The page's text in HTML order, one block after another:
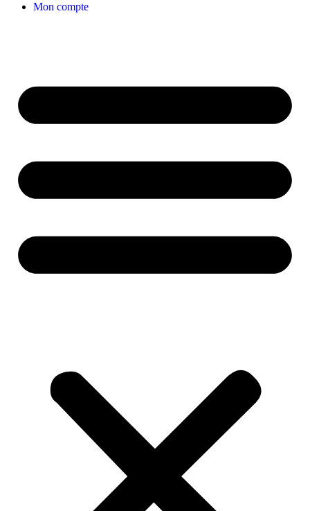
Mon compte